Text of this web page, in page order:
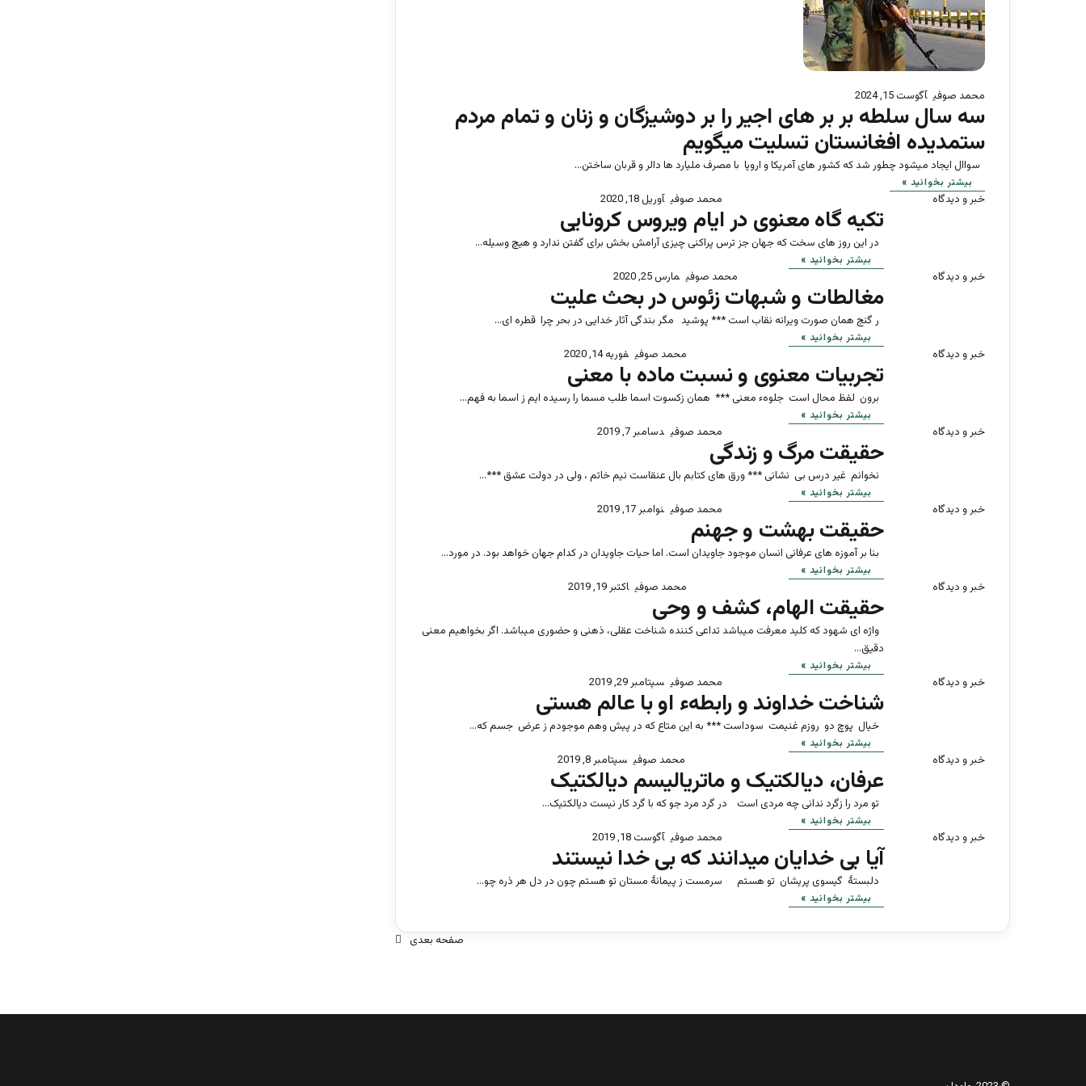
محمد صوفی آگوست 15, 2024
سه سال سلطه بر بر های اجیر را بر دوشیزگان و زنان و تمام مردم
ستمدیده افغانستان تسلیت میگویم
سواال ایجاد میشود چطور شد که کشور های آمریکا و اروپا با مصرف ملیارد ها دالر و قربان ساختن…
بیشتر بخوانید »
خبر و دیدگاه محمد صوفی آوریل 18, 2020
تکیه گاه معنوی در ایام ویروس کرونایی
در این روز های سخت که جهان جز ترس پراکنی چیزی آرامش بخش برای گفتن ندارد و هیچ وسیله…
بیشتر بخوانید »
خبر و دیدگاه محمد صوفی مارس 25, 2020
مغالطات و شبهات زئوس در بحث علیت
ر گنج همان صورت ویرانه نقاب است *** پوشید مگر بندگی آثار خدایی در بحر چرا قطره ای…
بیشتر بخوانید »
خبر و دیدگاه محمد صوفی فوریه 14, 2020
تجربیات معنوی و نسبت ماده با معنی
برون لفظ محال است جلوهء معنی *** همان زکسوت اسما طلب مسما را رسیده ایم ز اسما به فهم…
بیشتر بخوانید »
خبر و دیدگاه محمد صوفی دسامبر 7, 2019
حقیقت مرگ و زندگی
نخوانم غیر درس بی نشانی *** ورق های کتابم بال عنقاست نیم خاتم ، ولی در دولت عشق ***…
بیشتر بخوانید »
خبر و دیدگاه محمد صوفی نوامبر 17, 2019
حقیقت بهشت و جهنم
بنا بر آموزه های عرفانی انسان موجود جاویدان است. اما حیات جاویدان در کدام جهان خواهد بود. در مورد…
بیشتر بخوانید »
خبر و دیدگاه محمد صوفی اکتبر 19, 2019
حقیقت الهام، کشف و وحی
واژه ای شهود که کلید معرفت میباشد تداعی کننده شناخت عقلی، ذهنی و حضوری میباشد. اگر بخواهیم معنی
دقیق…
بیشتر بخوانید »
خبر و دیدگاه محمد صوفی سپتامبر 29, 2019
شناخت خداوند و رابطهء او با عالم هستی
خیال پوچ دو روزم غنیمت سوداست *** به این متاع که در پیش وهم موجودم ز عرض جسم که…
بیشتر بخوانید »
خبر و دیدگاه محمد صوفی سپتامبر 8, 2019
عرفان، دیالکتیک و ماتریالیسم دیالکتیک
تو مرد را زگرد ندانی چه مردی است در گرد مرد جو که با گرد کار نیست دیالکتیک…
بیشتر بخوانید »
خبر و دیدگاه محمد صوفی آگوست 18, 2019
آیا بی خدایان میدانند که بی خدا نیستند
دلبستۀ گیسوی پریشان تو هستم سرمست ز پیمانۀ مستان تو هستم چون در دل هر ذره چو…
بیشتر بخوانید »
صفحه بعدی